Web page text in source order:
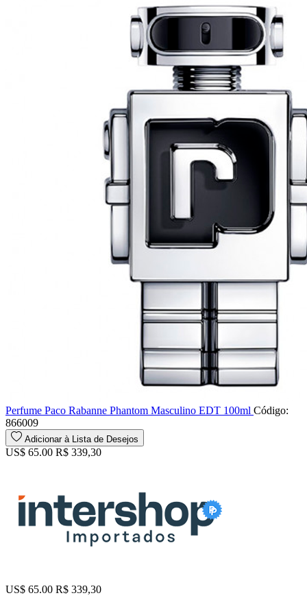
Perfume Paco Rabanne Phantom Masculino EDT 100ml Código:
866009
Adicionar à Lista de Desejos
US$ 65.00 R$ 339,30
US$ 65.00 R$ 339,30